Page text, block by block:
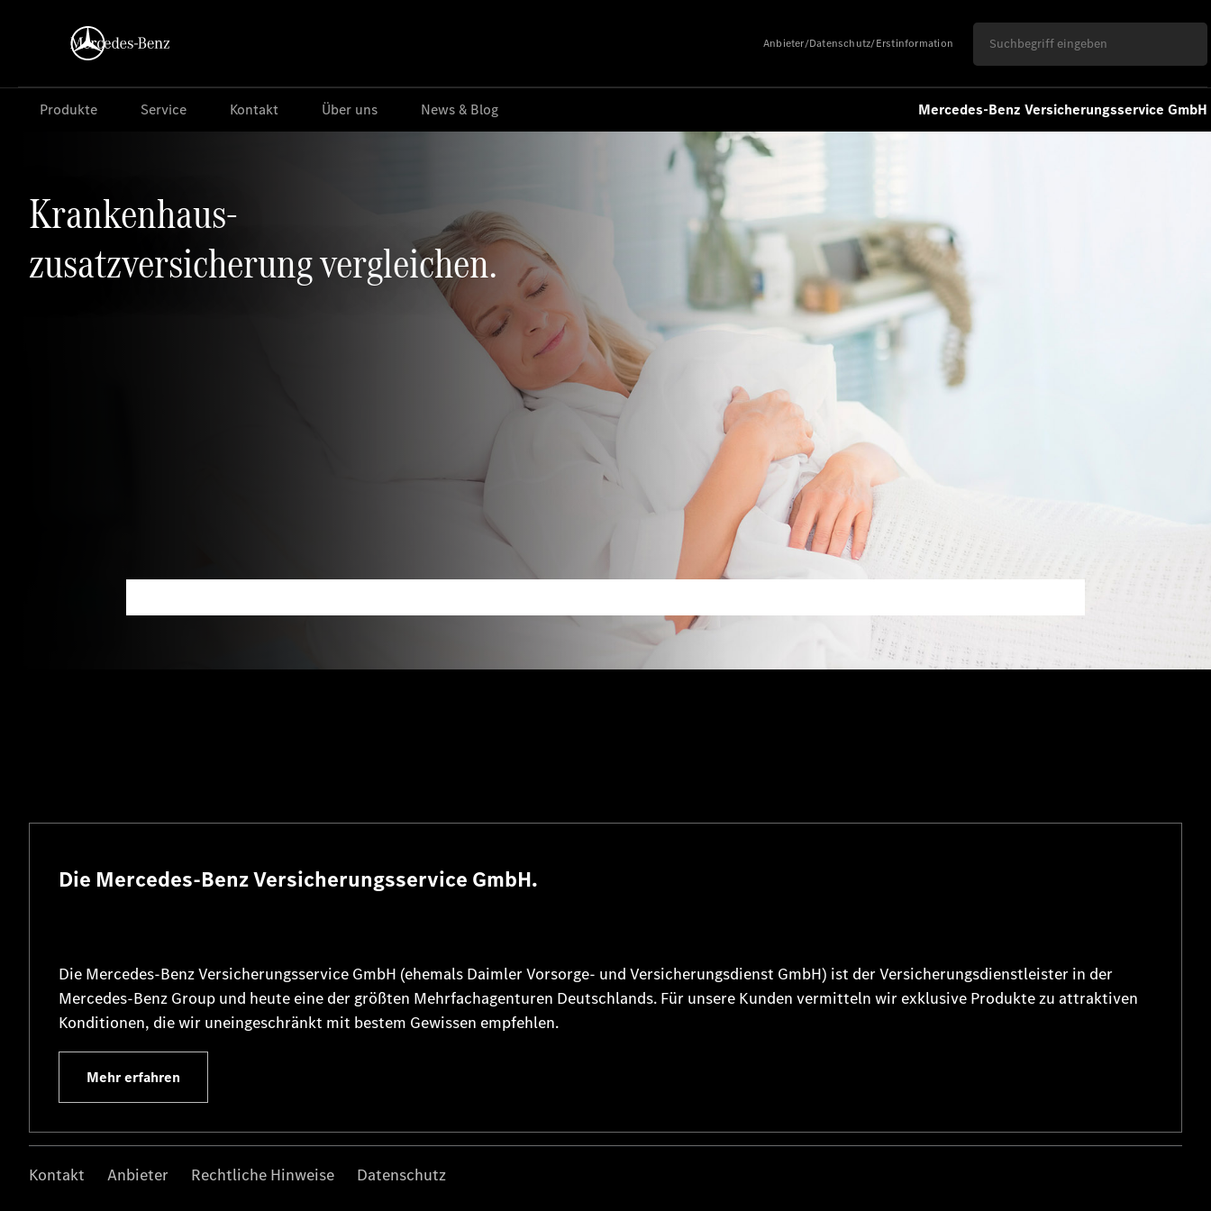
Anbieter/Datenschutz/Erstinformation
Produkte Service Kontakt Über uns News & Blog Mercedes-Benz Versicherungsservice GmbH
Krankenhaus-
zusatzversicherung vergleichen.
Die Mercedes-Benz Versicherungsservice GmbH.
Die Mercedes-Benz Versicherungsservice GmbH (ehemals Daimler Vorsorge- und Versicherungsdienst GmbH) ist der Versicherungsdienstleister in der
Mercedes-Benz Group und heute eine der größten Mehrfachagenturen Deutschlands. Für unsere Kunden vermitteln wir exklusive Produkte zu attraktiven
Konditionen, die wir uneingeschränkt mit bestem Gewissen empfehlen.
Mehr erfahren
Kontakt Anbieter Rechtliche Hinweise Datenschutz